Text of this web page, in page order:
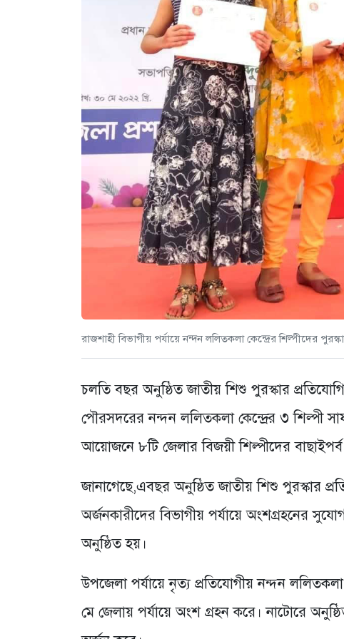
রাজশাহী বিভাগীয় পর্যায়ে নন্দন ললিতকলা কেন্দ্রের শিল্পীদের
চলতি বছর অনুষ্ঠিত জাতীয় শিশু পুরস্কার
পৌরসদরের নন্দন ললিতকলা কেন্দ্রের ৩ শিল্পী
আয়োজনে ৮টি জেলার বিজয়ী শিল্পীদের
জানাগেছে,এবছর অনুষ্ঠিত জাতীয় শিশু পুরস্কার
অর্জনকারীদের বিভাগীয় পর্যায়ে অংশগ্রহনের
অনুষ্ঠিত হয়।
উপজেলা পর্যায়ে নৃত্য প্রতিযোগীয় নন্দন
মে জেলায় পর্যায়ে অংশ গ্রহন করে। নাটোরে